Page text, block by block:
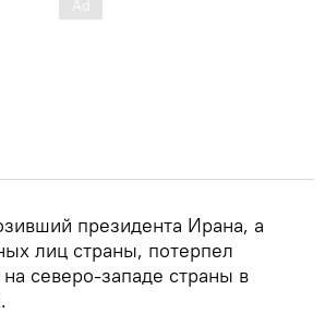
президента Ирана, а
лиц страны, потерпел
северо-западе страны в